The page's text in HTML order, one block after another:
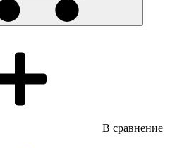
В сравнение